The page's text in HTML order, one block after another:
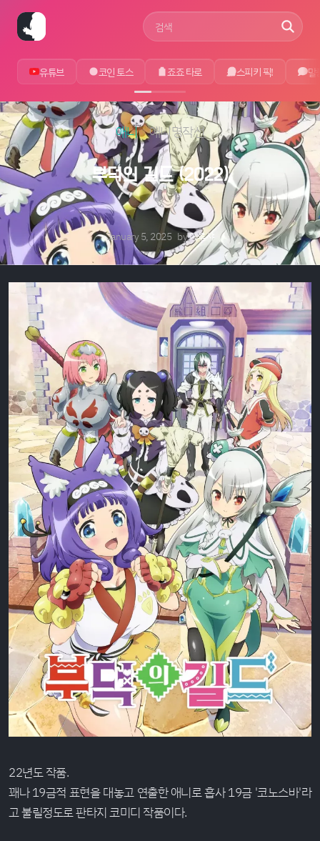
사이트 검색어
유튜브 코인 토스 죠죠 타로 스피키 픽! 말
애니 애니명작선
부덕의 길드 (2022)
January 5, 2025 by에루샤
22년도 작품.
꽤나 19금적 표현을 대놓고 연출한 애니로 흡사 19금 '코노스바'라
고 불릴정도로 판타지 코미디 작품이다.